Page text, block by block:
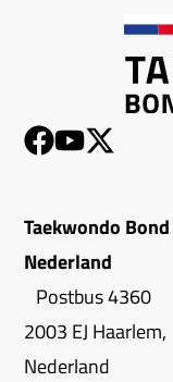
Taekwondo Bond
Nederland
Postbus 4360
2003 EJ Haarlem,
Nederland